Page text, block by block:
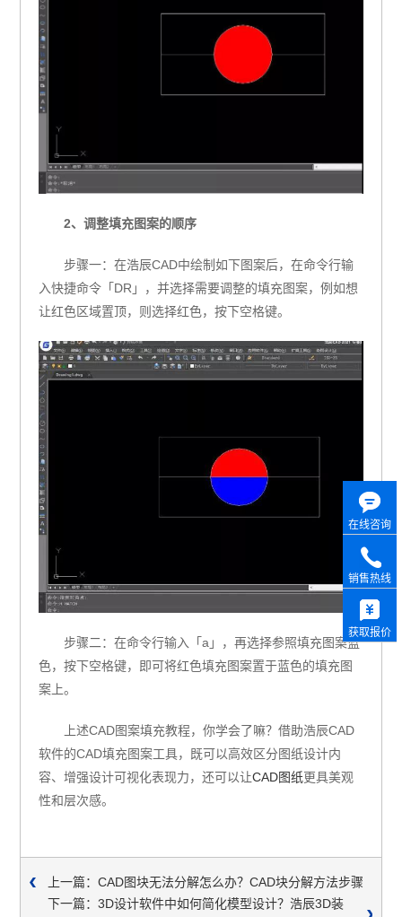
2、调整填充图案的顺序
步骤一：在浩辰CAD中绘制如下图案后，在命令行输
入快捷命令「DR」，并选择需要调整的填充图案，例如想
让红色区域置顶，则选择红色，按下空格键。
步骤二：在命令行输入「a」，再选择参照填充图案蓝
色，按下空格键，即可将红色填充图案置于蓝色的填充图
案上。
上述CAD图案填充教程，你学会了嘛？借助浩辰CAD
软件的CAD填充图案工具，既可以高效区分图纸设计内
容、增强设计可视化表现力，还可以让CAD图纸更具美观
性和层次感。
上一篇：CAD图块无法分解怎么办？CAD块分解方法步骤
下一篇：3D设计软件中如何简化模型设计？浩辰3D装
在线咨询
销售热线
获取报价